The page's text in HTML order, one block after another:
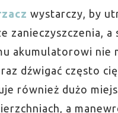
wystarczy, by
zanieczyszczenia, a
akumulatorowi nie
dźwigać często
również dużo
a